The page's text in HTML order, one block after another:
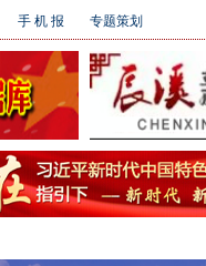
手 机 报 专题策划